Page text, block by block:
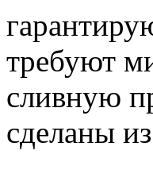
требуют
сливную
сделаны